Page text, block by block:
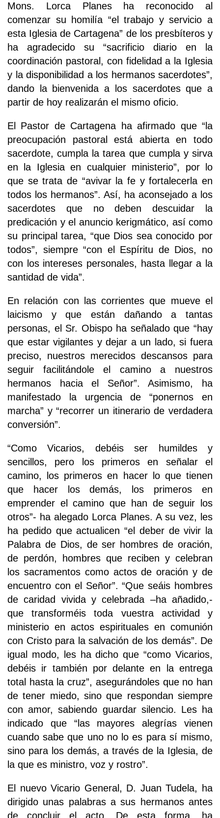
Mons. Lorca Planes ha reconocido al
comenzar su homilía “el trabajo y servicio a
esta Iglesia de Cartagena” de los presbíteros y
ha agradecido su “sacrificio diario en la
coordinación pastoral, con fidelidad a la Iglesia
y la disponibilidad a los hermanos sacerdotes”,
dando la bienvenida a los sacerdotes que a
partir de hoy realizarán el mismo oficio.
El Pastor de Cartagena ha afirmado que “la
preocupación pastoral está abierta en todo
sacerdote, cumpla la tarea que cumpla y sirva
en la Iglesia en cualquier ministerio”, por lo
que se trata de “avivar la fe y fortalecerla en
todos los hermanos”. Así, ha aconsejado a los
sacerdotes que no deben descuidar la
predicación y el anuncio kerigmático, así como
su principal tarea, “que Dios sea conocido por
todos”, siempre “con el Espíritu de Dios, no
con los intereses personales, hasta llegar a la
santidad de vida”.
En relación con las corrientes que mueve el
laicismo y que están dañando a tantas
personas, el Sr. Obispo ha señalado que “hay
que estar vigilantes y dejar a un lado, si fuera
preciso, nuestros merecidos descansos para
seguir facilitándole el camino a nuestros
hermanos hacia el Señor”. Asimismo, ha
manifestado la urgencia de “ponernos en
marcha” y “recorrer un itinerario de verdadera
conversión”.
“Como Vicarios, debéis ser humildes y
sencillos, pero los primeros en señalar el
camino, los primeros en hacer lo que tienen
que hacer los demás, los primeros en
emprender el camino que han de seguir los
otros”- ha alegado Lorca Planes. A su vez, les
ha pedido que actualicen “el deber de vivir la
Palabra de Dios, de ser hombres de oración,
de perdón, hombres que reciben y celebran
los sacramentos como actos de oración y de
encuentro con el Señor”. “Que seáis hombres
de caridad vivida y celebrada –ha añadido,-
que transforméis toda vuestra actividad y
ministerio en actos espirituales en comunión
con Cristo para la salvación de los demás”. De
igual modo, les ha dicho que “como Vicarios,
debéis ir también por delante en la entrega
total hasta la cruz”, asegurándoles que no han
de tener miedo, sino que respondan siempre
con amor, sabiendo guardar silencio. Les ha
indicado que “las mayores alegrías vienen
cuando sabe que uno no lo es para sí mismo,
sino para los demás, a través de la Iglesia, de
la que es ministro, voz y rostro”.
El nuevo Vicario General, D. Juan Tudela, ha
dirigido unas palabras a sus hermanos antes
de concluir el acto. De esta forma, ha